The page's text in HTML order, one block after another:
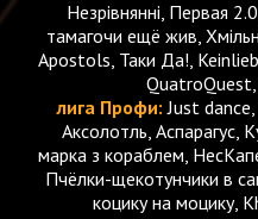
Незрівнянні, Первая
тамагочи ещё жив,
Apostols, Таки Да!,
лига Профи: Just
Аксолотль, Аспарагус,
марка з кораблем,
Пчёлки-щекотунчики в
коцику на моцику,